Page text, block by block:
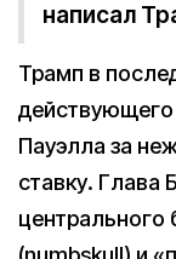
написал
Трамп в
Пауэлла за
ставку. Глава
центрального